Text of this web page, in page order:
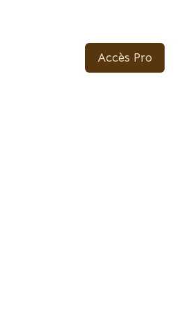
Accès Pro